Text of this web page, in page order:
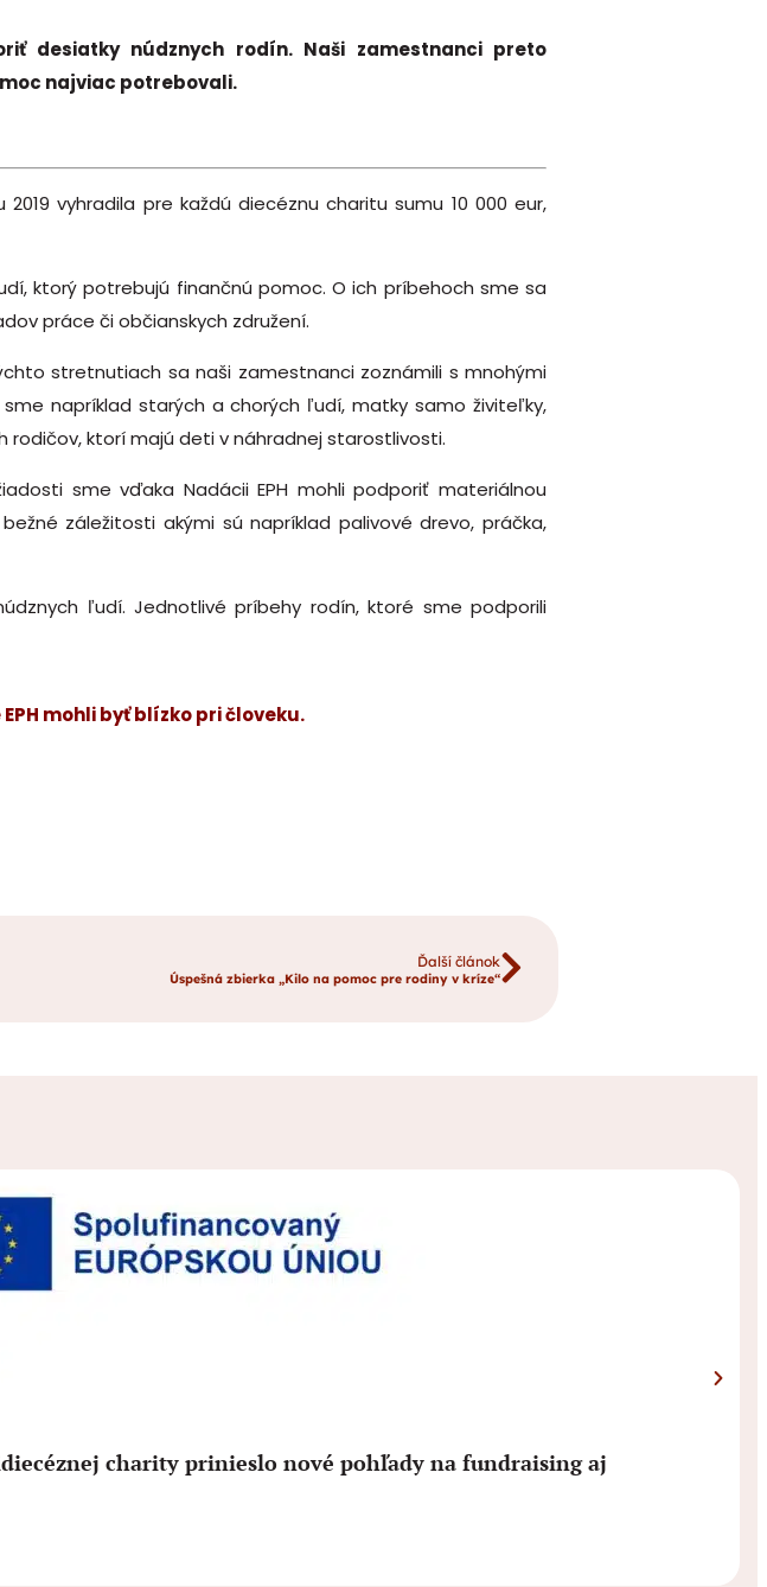
desiatky núdznych rodín. Naši zamestnanci preto
najviac potrebovali.
vyhradila pre každú diecéznu charitu sumu 10 000 eur,
ktorý potrebujú finančnú pomoc. O ich príbehoch sme sa
práce či občianskych združení.
stretnutiach sa naši zamestnanci zoznámili s mnohými
napríklad starých a chorých ľudí, matky samo živiteľky,
ktorí majú deti v náhradnej starostlivosti.
sme vďaka Nadácii EPH mohli podporiť materiálnou
záležitosti akými sú napríklad palivové drevo, práčka,
ľudí. Jednotlivé príbehy rodín, ktoré sme podporili
mohli byť blízko pri človeku.
Ďalší článok
Úspešná zbierka „Kilo na pomoc pre rodiny v kríze“
charity prinieslo nové pohľady na fundraising aj